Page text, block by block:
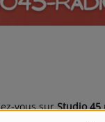
vous surStudio 45